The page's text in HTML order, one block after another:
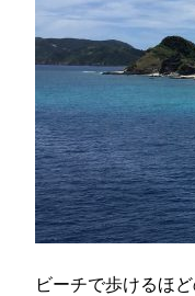
ビーチで歩けるほ